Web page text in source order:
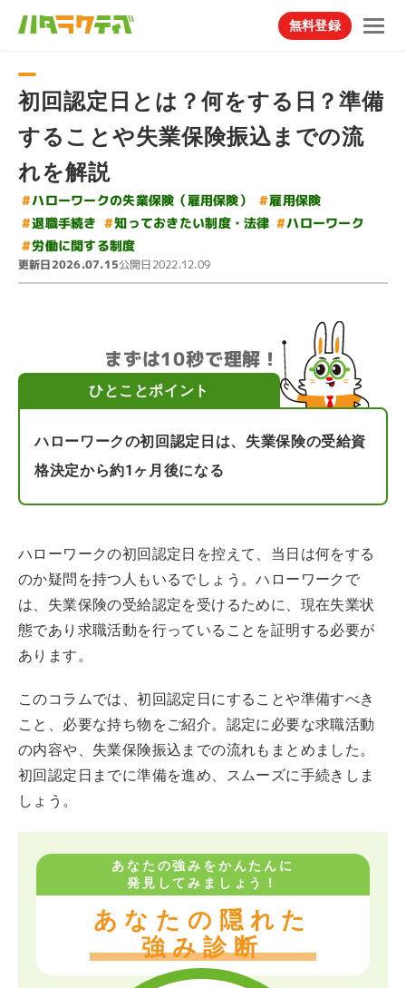
無料登録
初回認定日とは？何をする日？準備
することや失業保険振込までの流
れを解説
#ハローワークの失業保険（雇用保険） #雇用保険
#退職手続き #知っておきたい制度・法律 #ハローワーク
#労働に関する制度
更新日2026.07.15公開日2022.12.09
まずは10秒で理解！
ひとことポイント
ハローワークの初回認定日は、失業保険の受給資
格決定から約1ヶ月後になる
ハローワークの初回認定日を控えて、当日は何をする
のか疑問を持つ人もいるでしょう。ハローワークで
は、失業保険の受給認定を受けるために、現在失業状
態であり求職活動を行っていることを証明する必要が
あります。
このコラムでは、初回認定日にすることや準備すべき
こと、必要な持ち物をご紹介。認定に必要な求職活動
の内容や、失業保険振込までの流れもまとめました。
初回認定日までに準備を進め、スムーズに手続きしま
しょう。
あなたの強みをかんたんに
発見してみましょう！
あなたの隠れた
強み診断